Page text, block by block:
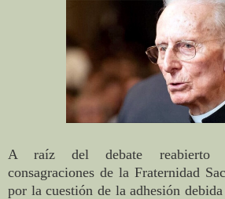
A raíz del debate reabierto
consagraciones de la Fraternidad
por la cuestión de la adhesión